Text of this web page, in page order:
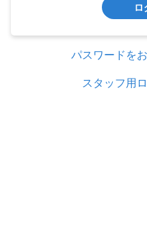
ロ
パスワードを
スタッフ用